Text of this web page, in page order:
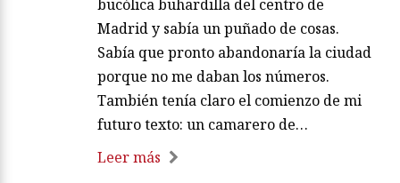
bucólica buhardilla del centro de
Madrid y sabía un puñado de cosas.
Sabía que pronto abandonaría la ciudad
porque no me daban los números.
También tenía claro el comienzo de mi
futuro texto: un camarero de…
Leer más